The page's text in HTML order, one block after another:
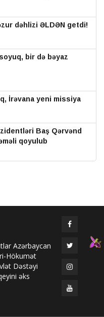
dəhlizi ƏLDƏN getdi!
bir də bəyaz
İrəvana yeni missiya
Baş Qərvənd
qoyulub
bəyanatlarla çıxış
Media Forumu
nüfuzlu
Azərbaycan
Hökumət
Dəstəyi
əks